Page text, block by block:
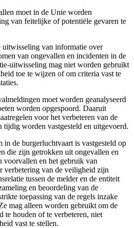
moet in de Unie worden
van feitelijke of potentiële gevaren te
van informatie over
van ongevallen en incidenten in de
uitwisseling mag niet worden gebruikt
toe te wijzen of om criteria vast te
moet worden geanalyseerd
worden opgespoord. Daaruit
voor het verbeteren van de
tijdig worden vastgesteld en uitgevoerd.
in de burgerluchtvaart is vastgesteld op
die zijn getrokken uit ongevallen en
voorvallen en het gebruik van
verbetering van de veiligheid zijn
tussen de melder en de entiteit
en beoordeling van de
toepassing van de regels inzake
mag alleen worden gebruikt om de
te houden of te verbeteren, niet
vast te stellen.